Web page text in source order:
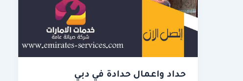
حداد واعمال حدادة في دبي